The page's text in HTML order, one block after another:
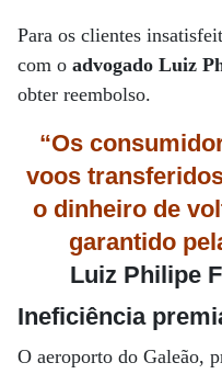
Para os clientes
com o advogado Luiz
obter reembolso.
“Os
voos
o dinheiro de
garantido
Luiz Philipe
Ineficiência
O aeroporto do Galeão,